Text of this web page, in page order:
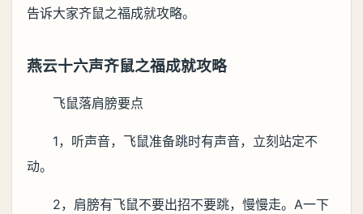
告诉大家齐鼠之福成就攻略。
燕云十六声齐鼠之福成就攻略
飞鼠落肩膀要点
1，听声音，飞鼠准备跳时有声音，立刻站定不
动。
2，肩膀有飞鼠不要出招不要跳，慢慢走。A一下